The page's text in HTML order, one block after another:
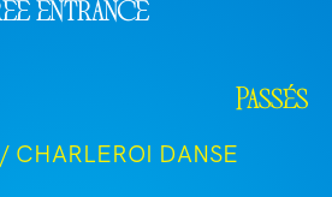
Passés
CHARLEROI DANSE
entrance